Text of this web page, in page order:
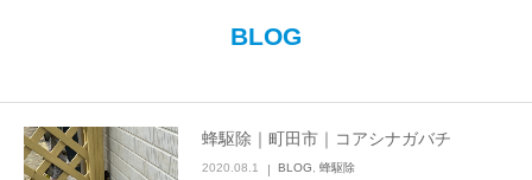
BLOG
蜂駆除｜町田市｜コアシナガバチ
2020.08.1 BLOG 蜂駆除